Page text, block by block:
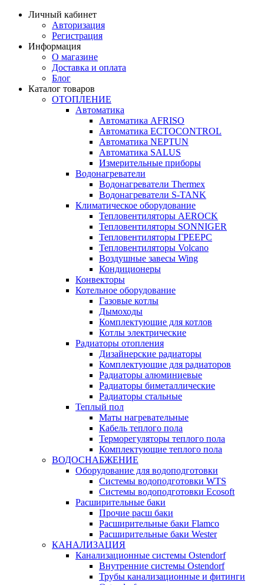
Личный кабинет
Авторизация
Регистрация
Информация
О магазине
Доставка и оплата
Блог
Каталог товаров
ОТОПЛЕНИЕ
Автоматика
Автоматика AFRISO
Автоматика ECTOCONTROL
Автоматика NEPTUN
Автоматика SALUS
Измерительные приборы
Водонагреватели
Водонагреватели Thermex
Водонагреватели S-TANK
Климатическое оборудование
Тепловентиляторы AEROCK
Тепловентиляторы SONNIGER
Тепловентиляторы ГРЕЕРС
Тепловентиляторы Volcano
Воздушные завесы Wing
Кондиционеры
Конвекторы
Котельное оборудование
Газовые котлы
Дымоходы
Комплектующие для котлов
Котлы электрические
Радиаторы отопления
Дизайнерские радиаторы
Комплектующие для радиаторов
Радиаторы алюминиевые
Радиаторы биметаллические
Радиаторы стальные
Теплый пол
Маты нагревательные
Кабель теплого пола
Терморегуляторы теплого пола
Комплектующие теплого пола
ВОДОСНАБЖЕНИЕ
Оборудование для водоподготовки
Системы водоподготовки WTS
Системы водоподготовки Ecosoft
Расширительные баки
Прочие расш баки
Расширительные баки Flamco
Расширительные баки Wester
КАНАЛИЗАЦИЯ
Канализационные системы Ostendorf
Внутренние системы Ostendorf
Трубы канализационные и фитинги